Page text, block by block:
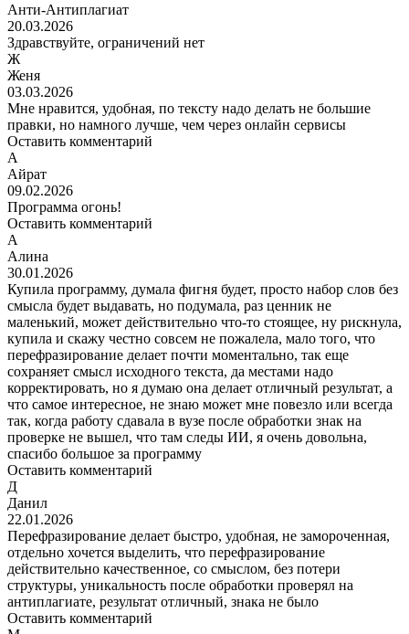
Анти-Антиплагиат
20.03.2026
Здравствуйте, ограничений нет
Ж
Женя
03.03.2026
Мне нравится, удобная, по тексту надо делать не большие
правки, но намного лучше, чем через онлайн сервисы
Оставить комментарий
А
Айрат
09.02.2026
Программа огонь!
Оставить комментарий
А
Алина
30.01.2026
Купила программу, думала фигня будет, просто набор слов без
смысла будет выдавать, но подумала, раз ценник не
маленький, может действительно что-то стоящее, ну рискнула,
купила и скажу честно совсем не пожалела, мало того, что
перефразирование делает почти моментально, так еще
сохраняет смысл исходного текста, да местами надо
корректировать, но я думаю она делает отличный результат, а
что самое интересное, не знаю может мне повезло или всегда
так, когда работу сдавала в вузе после обработки знак на
проверке не вышел, что там следы ИИ, я очень довольна,
спасибо большое за программу
Оставить комментарий
Д
Данил
22.01.2026
Перефразирование делает быстро, удобная, не замороченная,
отдельно хочется выделить, что перефразирование
действительно качественное, со смыслом, без потери
структуры, уникальность после обработки проверял на
антиплагиате, результат отличный, знака не было
Оставить комментарий